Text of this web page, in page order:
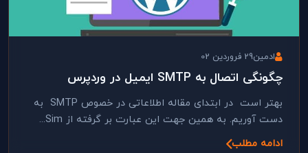
ادمین29 فروردین 02
چگونگی اتصال به SMTP ایمیل در وردپرس
بهتر است در ابتدای مقاله اطلاعاتی در خصوص SMTP به
دست آوریم. به همین جهت این عبارت بر گرفته از Sim...
ادامه مطلب